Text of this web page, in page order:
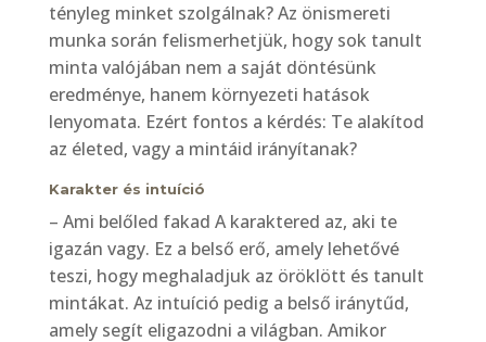
tényleg minket szolgálnak? Az önismereti
munka során felismerhetjük, hogy sok tanult
minta valójában nem a saját döntésünk
eredménye, hanem környezeti hatások
lenyomata. Ezért fontos a kérdés: Te alakítod
az életed, vagy a mintáid irányítanak?
Karakter és intuíció
– Ami belőled fakad A karaktered az, aki te
igazán vagy. Ez a belső erő, amely lehetővé
teszi, hogy meghaladjuk az öröklött és tanult
mintákat. Az intuíció pedig a belső iránytűd,
amely segít eligazodni a világban. Amikor